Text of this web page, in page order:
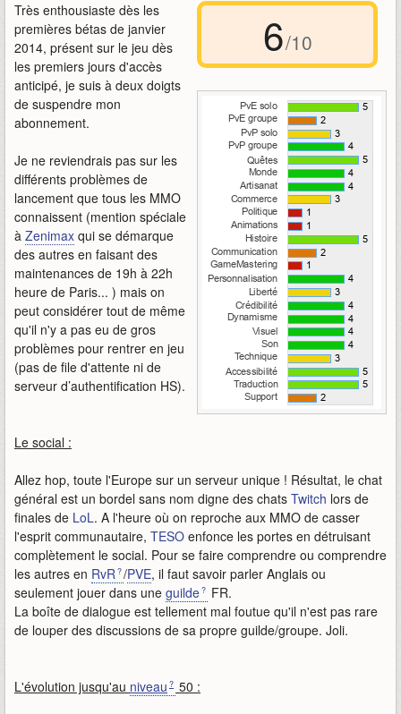
6/10
Très enthousiaste dès les
premières bétas de janvier
2014, présent sur le jeu dès
les premiers jours d'accès
anticipé, je suis à deux doigts
de suspendre mon
abonnement.
Je ne reviendrais pas sur les
différents problèmes de
lancement que tous les MMO
connaissent (mention spéciale
à Zenimax qui se démarque
des autres en faisant des
maintenances de 19h à 22h
heure de Paris... ) mais on
peut considérer tout de même
qu'il n'y a pas eu de gros
problèmes pour rentrer en jeu
(pas de file d'attente ni de
serveur d’authentification HS).
Le social :
Allez hop, toute l'Europe sur un serveur unique ! Résultat, le chat
général est un bordel sans nom digne des chats Twitch lors de
finales de LoL. A l'heure où on reproche aux MMO de casser
l'esprit communautaire, TESO enfonce les portes en détruisant
complètement le social. Pour se faire comprendre ou comprendre
les autres en RvR /PVE, il faut savoir parler Anglais ou
seulement jouer dans une guilde
FR.
La boîte de dialogue est tellement mal foutue qu'il n'est pas rare
de louper des discussions de sa propre guilde/groupe. Joli.
L'évolution jusqu'au niveau 50 :